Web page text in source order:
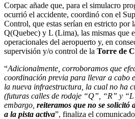
Corpac añade que, para el simulacro
ocurrió el accidente, coordinó con el
Control, que estas serían en estricto por
Q(Quebec) y L (Lima), las mismas que
operacionales del aeropuerto y, en
supervisión y/o control de la Torre de
“Adicionalmente, corroboramos que
coordinación previa para llevar a cabo
la nueva infraestructura, la cual no ha
(futuras calles de rodaje “Q”, “R” y
embargo, reiteramos que no se
a la pista activa”, finaliza el